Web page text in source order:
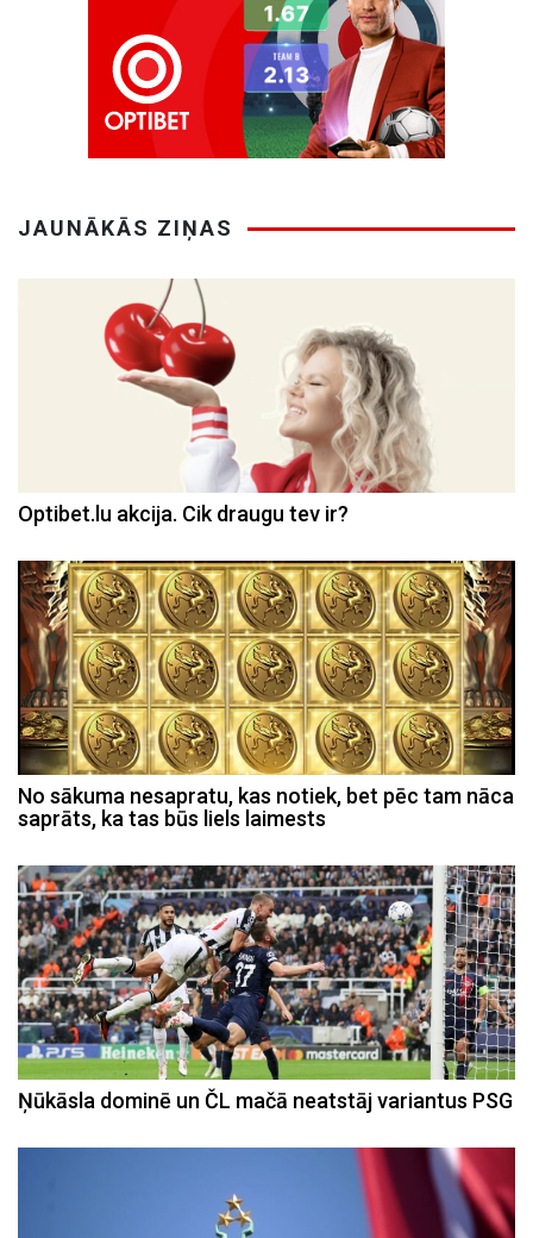
JAUNĀKĀS ZIŅAS
Optibet.lu akcija. Cik draugu tev ir?
No sākuma nesapratu, kas notiek, bet pēc tam nāca
saprāts, ka tas būs liels laimests
Ņūkāsla dominē un ČL mačā neatstāj variantus PSG